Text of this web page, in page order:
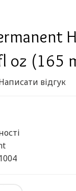
oz (165
відгук